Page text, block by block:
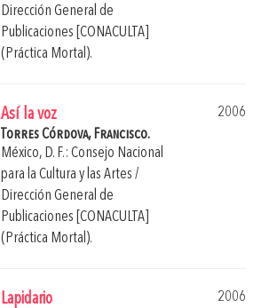
Dirección General de
Publicaciones [CONACULTA]
(Práctica Mortal).
Así la voz
2006
Torres Córdova, Francisco.
México, D. F.: Consejo Nacional
para la Cultura y las Artes /
Dirección General de
Publicaciones [CONACULTA]
(Práctica Mortal).
Lapidario 2006